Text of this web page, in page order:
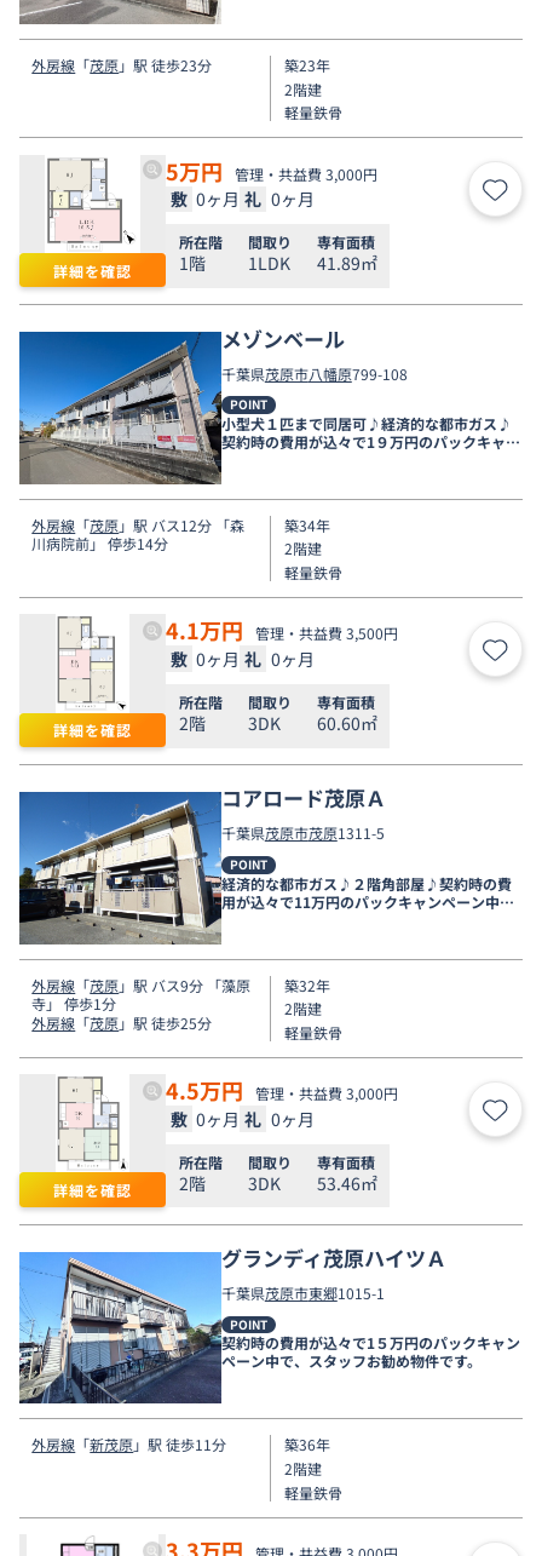
外房線 「茂原」駅 徒歩23分
築23年
2階建
軽量鉄骨
詳細を確認
5万円 管理・共益費 3,000円
敷 0ヶ月 礼 0ヶ月 お気
所在階
1階
間取り
1LDK
専有面積
41.89㎡
メゾンベール
千葉県茂原市八幡原799-108
POINT
小型犬１匹まで同居可♪経済的な都市ガス♪
契約時の費用が込々で1９万円のパックキャン
ペーン中です。
外房線 「茂原」駅 バス12分 「森
川病院前」 停歩14分
築34年
2階建
軽量鉄骨
詳細を確認
4.1万円 管理・共益費 3,500円
敷 0ヶ月 礼 0ヶ月 お気
所在階
2階
間取り
3DK
専有面積
60.60㎡
コアロード茂原Ａ
千葉県茂原市茂原1311-5
POINT
経済的な都市ガス♪２階角部屋♪契約時の費
用が込々で11万円のパックキャンペーン中で
す。
外房線 「茂原」駅 バス9分 「藻原
寺」 停歩1分
外房線 「茂原」駅 徒歩25分
築32年
2階建
軽量鉄骨
詳細を確認
4.5万円 管理・共益費 3,000円
敷 0ヶ月 礼 0ヶ月 お気
所在階
2階
間取り
3DK
専有面積
53.46㎡
グランディ茂原ハイツＡ
千葉県茂原市東郷1015-1
POINT
契約時の費用が込々で1５万円のパックキャン
ペーン中で、スタッフお勧め物件です。
外房線 「新茂原」駅 徒歩11分
築36年
2階建
軽量鉄骨